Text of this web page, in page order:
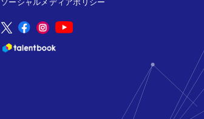
ソーシャルメディアポリシー